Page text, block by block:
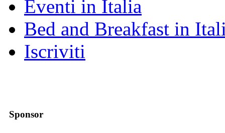
Eventi in Italia
Bed and Breakfast in
Iscriviti
Sponsor